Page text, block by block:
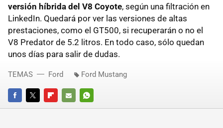
versión híbrida del V8 Coyote, según una filtración en
LinkedIn. Quedará por ver las versiones de altas
prestaciones, como el GT500, si recuperarán o no el
V8 Predator de 5.2 litros. En todo caso, sólo quedan
unos días para salir de dudas.
FACEBOOKTWITTERFLIPBOARD
E-
WHATSAPP
TEMAS Ford Ford Mustang